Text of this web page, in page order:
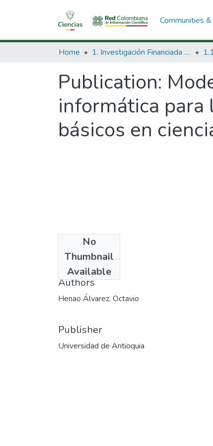
Communities
Home 1. Investigación Financiada con Recursos Públicos
Publication:
informática para
básicos en
No
Thumbnail
Available
1999
Authors
Henao Álvarez, Octavio
Publisher
Universidad de Antioquia